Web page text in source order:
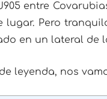
entre
lugar. Pero
en un lateral de
leyenda, nos